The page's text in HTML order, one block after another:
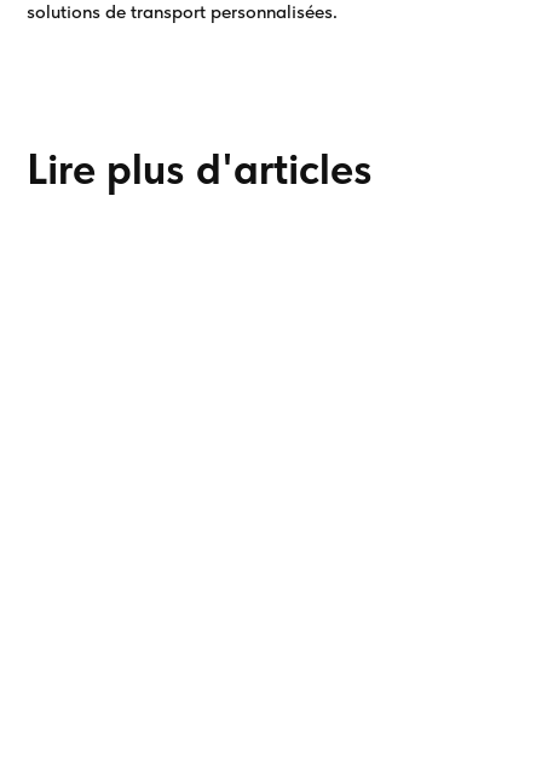
solutions de transport personnalisées.
Lire plus d'articles